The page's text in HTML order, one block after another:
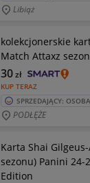
Libiąż
kolekcjonerskie
Match Attaxz
KUP TERAZ
30zł
SPRZEDAJĄCY:
PODŁĘŻE
Karta Shai
sezonu) Panini 24-25
Edition